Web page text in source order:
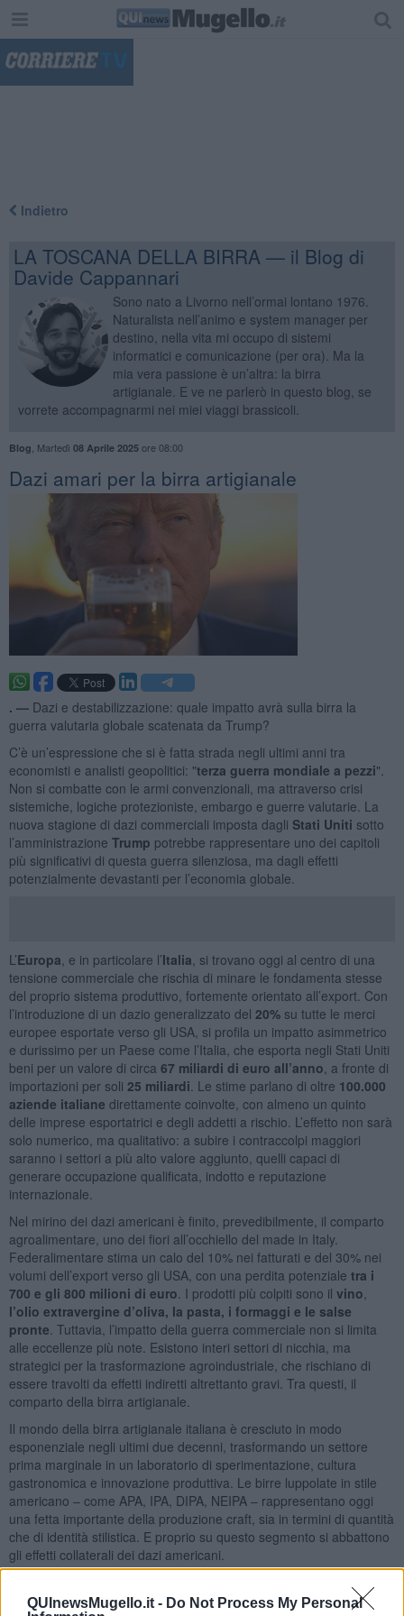
QUInewsMugello.it - Do Not Process My Personal
Indietro
LA TOSCANA DELLA BIRRA — il Blog di
Davide Cappannari
Sono nato a Livorno nell’ormai lontano 1976.
Naturalista nell’animo e system manager per
destino, nella vita mi occupo di sistemi
informatici e comunicazione (per ora). Ma la
mia vera passione è un’altra: la birra
artigianale. E ve ne parlerò in questo blog, se
vorrete accompagnarmi nei miei viaggi brassicoli.
Blog Martedì 08 Aprile 2025ore 08:00
Dazi amari per la birra artigianale
. — Dazi e destabilizzazione: quale impatto avrà sulla birra la
guerra valutaria globale scatenata da Trump?
C’è un’espressione che si è fatta strada negli ultimi anni tra
economisti e analisti geopolitici: "terza guerra mondiale a pezzi".
Non si combatte con le armi convenzionali, ma attraverso crisi
sistemiche, logiche protezioniste, embargo e guerre valutarie. La
nuova stagione di dazi commerciali imposta dagli Stati Uniti sotto
l’amministrazione Trump potrebbe rappresentare uno dei capitoli
più significativi di questa guerra silenziosa, ma dagli effetti
potenzialmente devastanti per l’economia globale.
L’Europa , e in particolare l’Italia , si trovano oggi al centro di una
tensione commerciale che rischia di minare le fondamenta stesse
del proprio sistema produttivo, fortemente orientato all’export. Con
l’introduzione di un dazio generalizzato del 20%su tutte le merci
europee esportate verso gli USA, si profila un impatto asimmetrico
e durissimo per un Paese come l’Italia, che esporta negli Stati Uniti
beni per un valore di circa 67 miliardi di euro all’anno , a fronte di
importazioni per soli 25 miliardi . Le stime parlano di oltre 100.000
aziende italiane direttamente coinvolte, con almeno un quinto
delle imprese esportatrici e degli addetti a rischio. L’effetto non sarà
solo numerico, ma qualitativo: a subire i contraccolpi maggiori
saranno i settori a più alto valore aggiunto, quelli capaci di
generare occupazione qualificata, indotto e reputazione
internazionale.
Nel mirino dei dazi americani è finito, prevedibilmente, il comparto
agroalimentare, uno dei fiori all’occhiello del made in Italy.
Federalimentare stima un calo del 10% nei fatturati e del 30% nei
volumi dell’export verso gli USA, con una perdita potenziale tra i
700 e gli 800 milioni di euro . I prodotti più colpiti sono il vino
l’olio extravergine d’oliva, la pasta, i formaggi e le salse
pronte . Tuttavia, l’impatto della guerra commerciale non si limita
alle eccellenze più note. Esistono interi settori di nicchia, ma
strategici per la trasformazione agroindustriale, che rischiano di
essere travolti da effetti indiretti altrettanto gravi. Tra questi, il
comparto della birra artigianale.
Il mondo della birra artigianale italiana è cresciuto in modo
esponenziale negli ultimi due decenni, trasformando un settore
prima marginale in un laboratorio di sperimentazione, cultura
gastronomica e innovazione produttiva. Le birre luppolate in stile
americano – come APA, IPA, DIPA, NEIPA – rappresentano oggi
una fetta importante della produzione craft, sia in termini di quantità
che di identità stilistica. E proprio su questo segmento si abbattono
gli effetti collaterali dei dazi americani.
statunitense, in particolare quello coltivato nellaYakima Valley,